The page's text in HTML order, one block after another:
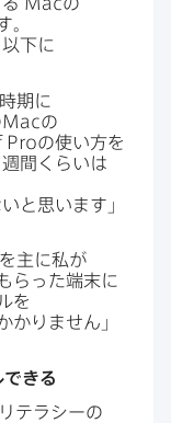
Macの​
。​
以下に​
期に​
Macの​
Proの​使い方を​
週間くらいは​
と​思います」​
主に​私が​
らった​端末に​
を
かりません」​
きる
リテラシーの​